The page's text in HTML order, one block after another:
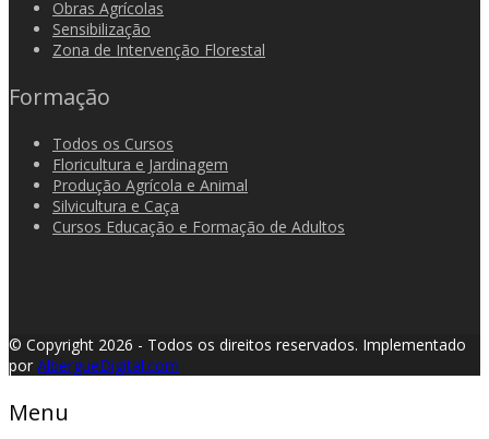
Obras Agrícolas
Sensibilização
Zona de Intervenção Florestal
Formação
Todos os Cursos
Floricultura e Jardinagem
Produção Agrícola e Animal
Silvicultura e Caça
Cursos Educação e Formação de Adultos
© Copyright 2026 - Todos os direitos reservados. Implementado
por AlbergueDigital.com
Menu